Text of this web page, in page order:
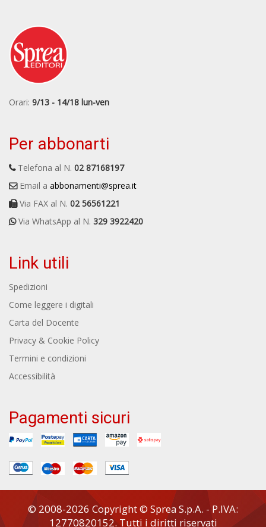
Orari: 9/13 - 14/18 lun-ven
Per abbonarti
Telefona al N. 02 87168197
Email a abbonamenti@sprea.it
Via FAX al N. 02 56561221
Via WhatsApp al N. 329 3922420
Link utili
Spedizioni
Come leggere i digitali
Carta del Docente
Privacy & Cookie Policy
Termini e condizioni
Accessibilità
Pagamenti sicuri
© 2008-2026 Copyright © Sprea S.p.A. - P.IVA:
12770820152. Tutti i diritti riservati